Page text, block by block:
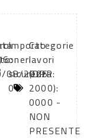
08/2006
Importo
oneri
sicurezza:
0
Categorie
lavori
(DPR
2000):
0000 -
NON
PRESENTE